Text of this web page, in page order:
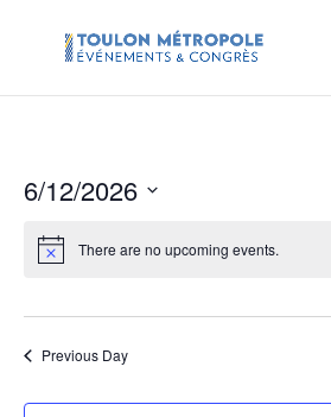
6/12/2026
date.
There are no upcoming events.
Previous Day